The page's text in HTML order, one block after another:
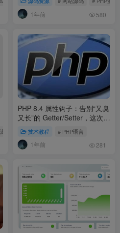
1年前 580
码 # PHP语言
PHP 8.4 属性钩子：告别“又臭
又长”的 Getter/Setter，这次终
技术教程 # PHP语言
1年前 281